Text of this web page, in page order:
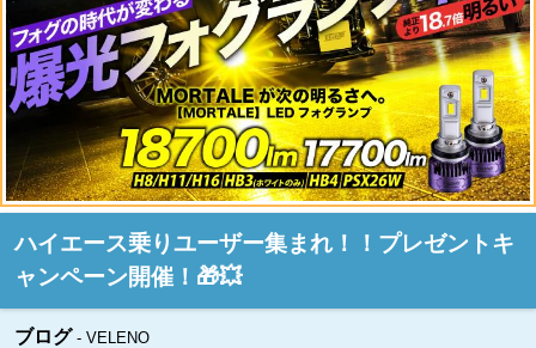
ハイエース乗りユーザー集まれ！！プレゼントキ
ャンペーン開催！🎁💥
ブログ VELENO